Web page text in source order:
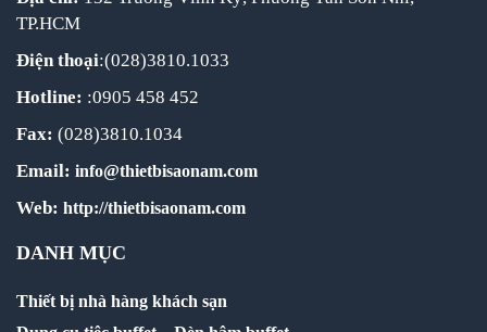
TP.HCM
Điện thoại:(028)3810.1033
Hotline: :0905 458 452
Fax: (028)3810.1034
Email: info@thietbisaonam.com
Web: http://thietbisaonam.com
DANH MỤC
Thiết bị nhà hàng khách sạn